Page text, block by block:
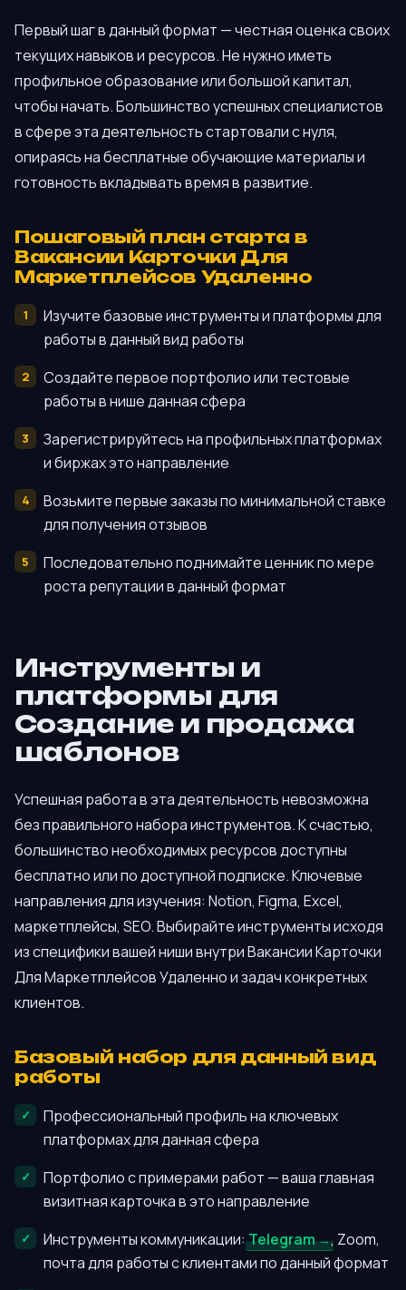
Первый шаг в данный формат — честная оценка своих
текущих навыков и ресурсов. Не нужно иметь
профильное образование или большой капитал,
чтобы начать. Большинство успешных специалистов
в сфере эта деятельность стартовали с нуля,
опираясь на бесплатные обучающие материалы и
готовность вкладывать время в развитие.
Пошаговый план старта в
Вакансии Карточки Для
Маркетплейсов Удаленно
Изучите базовые инструменты и платформы для
работы в данный вид работы
Создайте первое портфолио или тестовые
работы в нише данная сфера
Зарегистрируйтесь на профильных платформах
и биржах это направление
Возьмите первые заказы по минимальной ставке
для получения отзывов
Последовательно поднимайте ценник по мере
роста репутации в данный формат
Инструменты и
платформы для
Создание и продажа
шаблонов
Успешная работа в эта деятельность невозможна
без правильного набора инструментов. К счастью,
большинство необходимых ресурсов доступны
бесплатно или по доступной подписке. Ключевые
направления для изучения: Notion, Figma, Excel,
маркетплейсы, SEO. Выбирайте инструменты исходя
из специфики вашей ниши внутри Вакансии Карточки
Для Маркетплейсов Удаленно и задач конкретных
клиентов.
Базовый набор для данный вид
работы
Профессиональный профиль на ключевых
платформах для данная сфера
Портфолио с примерами работ — ваша главная
визитная карточка в это направление
Инструменты коммуникации:Telegram
, Zoom,
почта для работы с клиентами по данный формат